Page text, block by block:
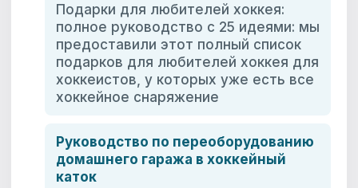
Подарки для любителей хоккея:
полное руководство с 25 идеями: мы
предоставили этот полный список
подарков для любителей хоккея для
хоккеистов, у которых уже есть все
хоккейное снаряжение
Руководство по переоборудованию
домашнего гаража в хоккейный
каток